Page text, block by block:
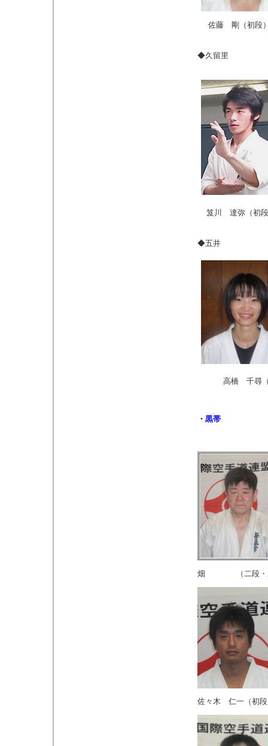
佐藤 剛（初段
◆久留里
笈川 達弥（初
◆五井
高橋 千尋（
・黒帯
畑 （二段・
佐々木 仁一（初段